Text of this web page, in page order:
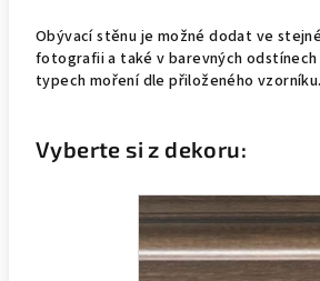
Obývací stěnu je možné dodat ve
fotografii a také v barevných odstínech
typech moření dle přiloženého vzorníku.
Vyberte si z dekoru: